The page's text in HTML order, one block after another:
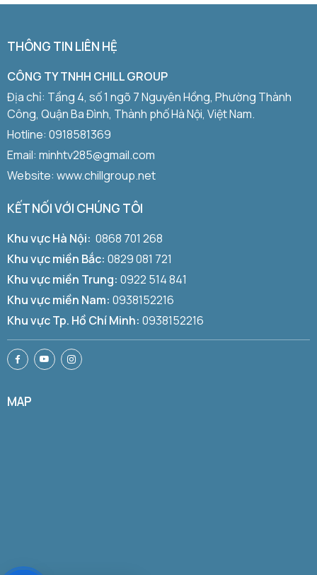
THÔNG TIN LIÊN HỆ
CÔNG TY TNHH CHILL GROUP
Địa chỉ: Tầng 4, số 1 ngõ 7 Nguyên Hồng, Phường Thành
Công, Quận Ba Đình, Thành phố Hà Nội, Việt Nam.
Hotline: 0918581369
Email: minhtv285@gmail.com
Website: www.chillgroup.net
KẾT NỐI VỚI CHÚNG TÔI
Khu vực Hà Nội: 0868 701 268
Khu vực miền Bắc: 0829 081 721
Khu vực miền Trung: 0922 514 841
Khu vực miền Nam: 0938152216
Khu vực Tp. Hồ Chí Minh: 0938152216
MAP